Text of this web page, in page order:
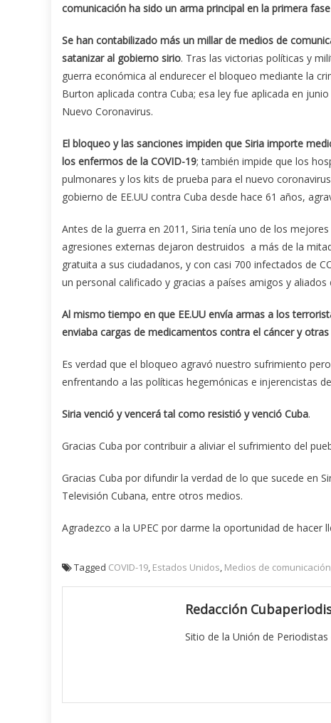
comunicación ha sido un arma principal en la primera
Se han contabilizado más un millar de medios de
satanizar al gobierno sirio. Tras las victorias políticas y
guerra económica al endurecer el bloqueo mediante la
Burton aplicada contra Cuba; esa ley fue aplicada en
Nuevo Coronavirus.
El bloqueo y las sanciones impiden que Siria importe
los enfermos de la COVID-19; también impide que los
pulmonares y los kits de prueba para el nuevo
gobierno de EE.UU contra Cuba desde hace 61 años,
Antes de la guerra en 2011, Siria tenía uno de los
agresiones externas dejaron destruidos a más de la
gratuita a sus ciudadanos, y con casi 700 infectados de
un personal calificado y gracias a países amigos y
Al mismo tiempo en que EE.UU envía armas a los
enviaba cargas de medicamentos contra el cáncer y
Es verdad que el bloqueo agravó nuestro sufrimiento
enfrentando a las políticas hegemónicas e injerencistas
Siria venció y vencerá tal como resistió y venció Cuba.
Gracias Cuba por contribuir a aliviar el sufrimiento del
Gracias Cuba por difundir la verdad de lo que sucede en
Televisión Cubana, entre otros medios.
Agradezco a la UPEC por darme la oportunidad de hacer
Tagged COVID-19, Estados Unidos, Medios de comunicación
Redacción
Sitio de la Unión de Periodistas